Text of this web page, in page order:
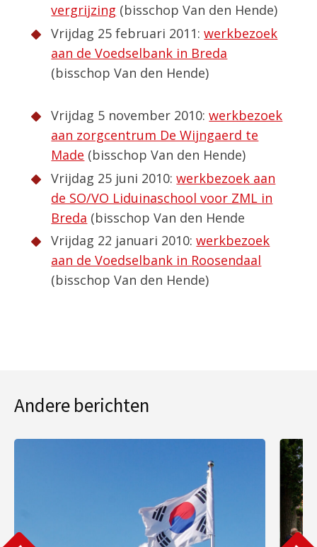
vergrijzing (bisschop Van den Hende)
Vrijdag 25 februari 2011:werkbezoek
aan de Voedselbank in Breda
(bisschop Van den Hende)
Vrijdag 5 november 2010:werkbezoek
aan zorgcentrum De Wijngaerd te
Made (bisschop Van den Hende)
Vrijdag 25 juni 2010:werkbezoek aan
de SO/VO Liduinaschool voor ZML in
Breda (bisschop Van den Hende
Vrijdag 22 januari 2010:werkbezoek
aan de Voedselbank in Roosendaal
(bisschop Van den Hende)
Andere berichten